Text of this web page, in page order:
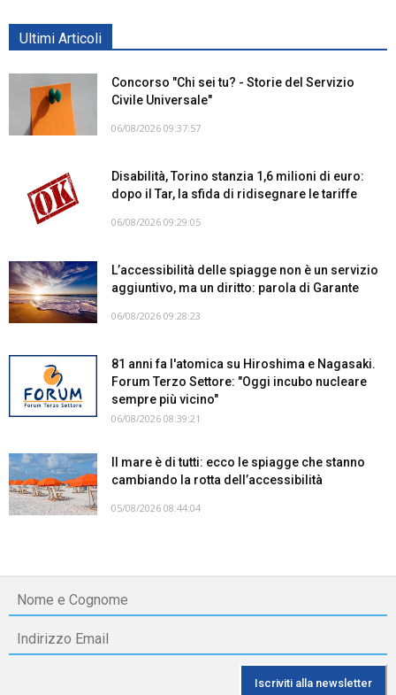
Ultimi Articoli
Concorso "Chi sei tu? - Storie del Servizio
Civile Universale"
06/08/2026 09:37:57
Disabilità, Torino stanzia 1,6 milioni di euro:
dopo il Tar, la sfida di ridisegnare le tariffe
06/08/2026 09:29:05
L’accessibilità delle spiagge non è un servizio
aggiuntivo, ma un diritto: parola di Garante
06/08/2026 09:28:23
81 anni fa l'atomica su Hiroshima e Nagasaki.
Forum Terzo Settore: "Oggi incubo nucleare
sempre più vicino"
06/08/2026 08:39:21
Il mare è di tutti: ecco le spiagge che stanno
cambiando la rotta dell’accessibilità
05/08/2026 08:44:04